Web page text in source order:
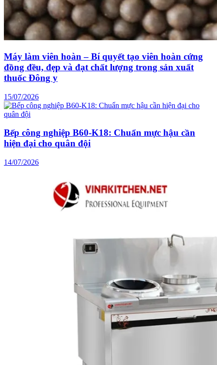
Máy làm viên hoàn – Bí quyết tạo viên hoàn cứng
đồng đều, đẹp và đạt chất lượng trong sản xuất
thuốc Đông y
15/07/2026
Bếp công nghiệp B60-K18: Chuẩn mực hậu cần
hiện đại cho quân đội
14/07/2026